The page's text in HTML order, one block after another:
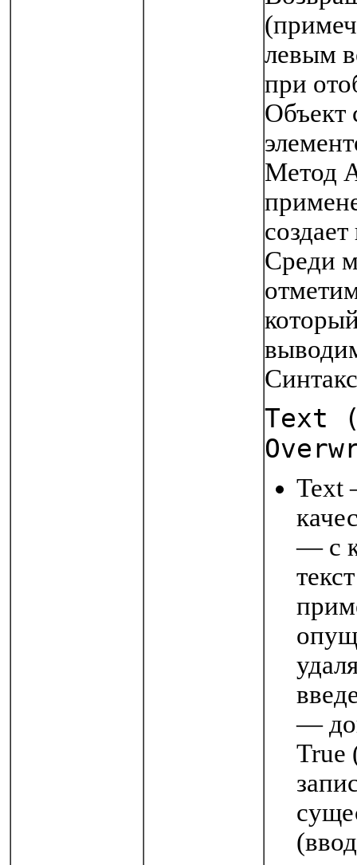
левым
при
Объект
Метод
Среди
Text
Text
— с
—
True